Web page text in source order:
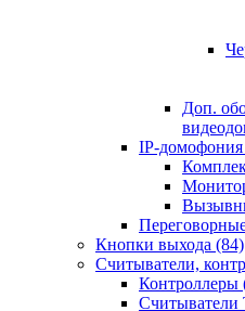
Доп.
IP-домофония
Кнопки выхода (84)
Считыватели,
Контроллеры
Считыватели